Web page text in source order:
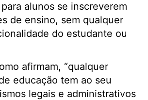
alunos se inscreverem
de ensino, sem qualquer
do estudante ou
afirmam, “qualquer
educação tem ao seu
legais e administrativos